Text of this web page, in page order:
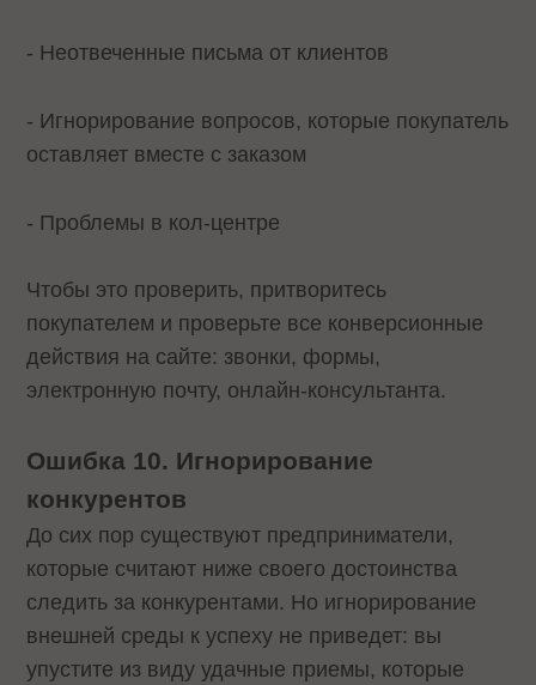
- Неотвеченные письма от клиентов
- Игнорирование вопросов, которые покупатель
оставляет вместе с заказом
- Проблемы в кол-центре
Чтобы это проверить, притворитесь
покупателем и проверьте все конверсионные
действия на сайте: звонки, формы,
электронную почту, онлайн-консультанта.
Ошибка 10. Игнорирование
конкурентов
До сих пор существуют предприниматели,
которые считают ниже своего достоинства
следить за конкурентами. Но игнорирование
внешней среды к успеху не приведет: вы
упустите из виду удачные приемы, которые